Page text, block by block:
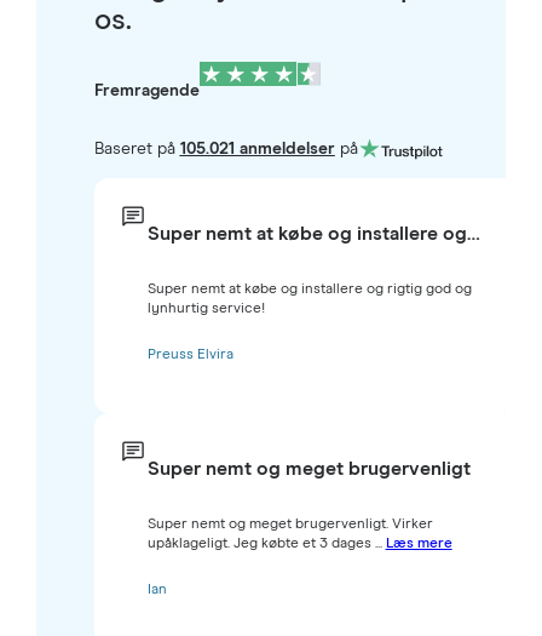
os.
Fremragende
Baseret på 105.021 anmeldelserpå
Super nemt at købe og installere og…
Super nemt at købe og installere og rigtig god og
lynhurtig service!
Preuss Elvira
Super nemt og meget brugervenligt
Super nemt og meget brugervenligt. Virker
upåklageligt. Jeg købte et 3 dages ... Læs mere
Ian